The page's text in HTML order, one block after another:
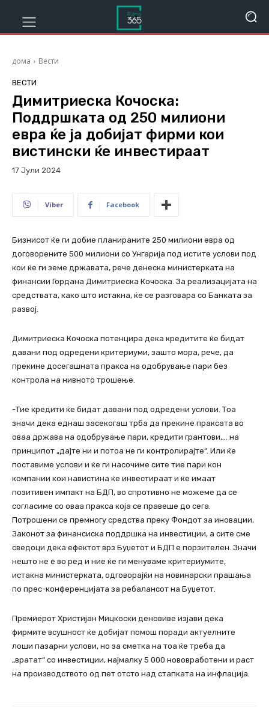
дома Вести
ВЕСТИ
Димитриеска Кочоска:
Поддршката од 250 милиони
евра ќе ја добијат фирми кои
вистински ќе инвестираат
17 Јули 2024
Viber Facebook
Бизнисот ќе ги добие планираните 250 милиони евра од
договорените 500 милиони со Унгарија под истите услови под
кои ќе ги земе државата, рече денеска министерката на
финансии Гордана Димитриеска Кочоска. За реализацијата на
средствата, како што истакна, ќе се разговара со Банката за
развој.
Димитриеска Кочоска потенцира дека кредитите ќе бидат
давани под одредени критериуми, зашто мора, рече, да
прекине досегашната пракса на одобрување пари без
контрола на нивното трошење.
-Тие кредити ќе бидат давани под одредени услови. Тоа
значи дека еднаш засекогаш трба да прекине праксата во
оваа држава на одобрување пари, кредити грантови,… на
принципот „дајте ни и потоа не ги контролирајте“. Или ќе
поставиме услови и ќе ги насочиме сите тие пари кон
компании кои навистина ќе инвестираат и ќе имаат
позитивен импакт на БДП, во спротивно не можеме да се
согласиме со оваа пракса која се правеше до сега.
Потрошени се премногу средства преку Фондот за иновации,
Законот за финансиска поддршка на инвестиции, а сите сме
сведоци дека ефектот врз Буџетот и БДП е порзителен. Значи
нешто не е во ред и ние ќе ги менуваме критериумите,
истакна министерката, одговорајќи на новинарски прашања
по прес-конференцијата за ребалансот на Буџетот.
Премиерот Христијан Мицкоски деновиве изјави дека
фирмите всушност ќе добијат помош поради актуелните
лоши пазарни услови, но за сметка на тоа ќе треба да
„вратат“ со инвестиции, најмалку 5 000 нововработени и раст
на производството од пет отсто над стапката на инфлација.